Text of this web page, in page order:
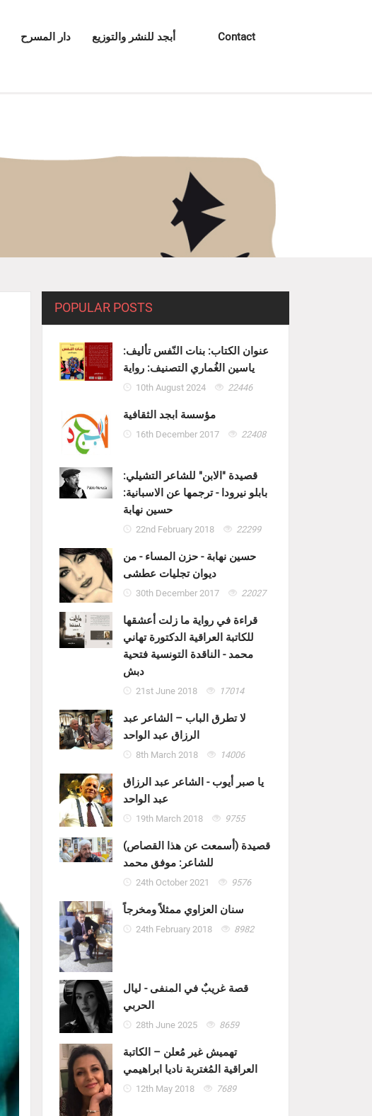
دار المسرح أبجد للنشر والتوزيع Contact
POPULAR POSTS
عنوان الكتاب: بنات النّفس تأليف:
ياسين الغُماري التصنيف: رواية
10th August 2024 22446
مؤسسة ابجد الثقافية
16th December 2017 22408
قصيدة "الابن" للشاعر التشيلي:
بابلو نيرودا - ترجمها عن الاسبانية:
حسين نهابة
22nd February 2018 22299
حسين نهابة - حزن المساء - من
ديوان تجليات عطشى
30th December 2017 22027
قراءة في رواية ما زلت أعشقها
للكاتبة العراقية الدكتورة تهاني
محمد - الناقدة التونسية فتحية
دبش
21st June 2018 17014
لا تطرق الباب – الشاعر عبد
الرزاق عبد الواحد
8th March 2018 14006
يا صبر أيوب - الشاعر عبد الرزاق
عبد الواحد
19th March 2018 9755
قصيدة (أسمعت عن هذا القصاص)
للشاعر: موفق محمد
24th October 2021 9576
سنان العزاوي ممثلاً ومخرجاً
24th February 2018 8982
قصة غريبٌ في المنفى - ليال
الحربي
28th June 2025 8659
تهميش غير مُعلن – الكاتبة
العراقية المُغتربة ناديا ابراهيمي
12th May 2018 7689